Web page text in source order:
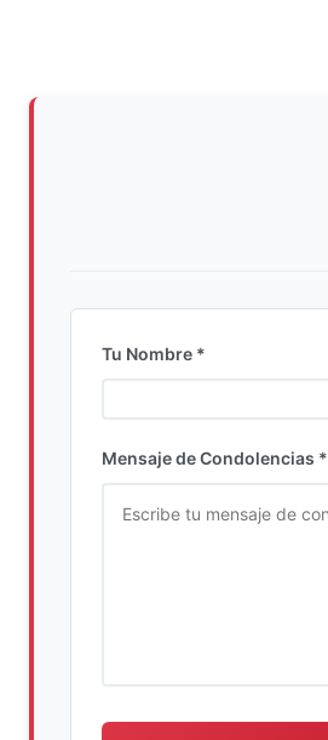
Tu Nombre *
Mensaje de Condolencias *